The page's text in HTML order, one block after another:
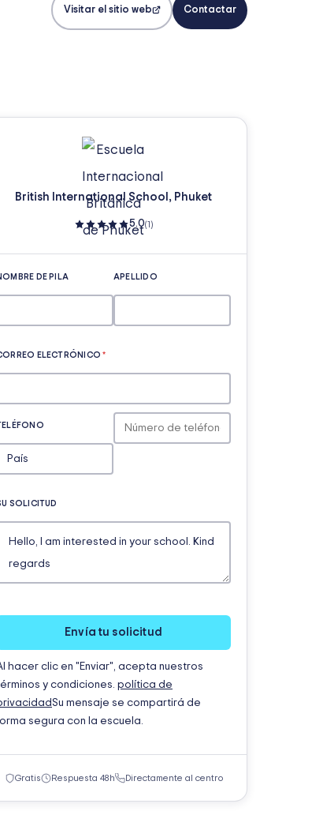
Visitar el sitio web Contactar
British International School, Phuket
5.0(1)
DE PILA APELLIDO
ELECTRÓNICO*
SOLICITUD
Envía tu solicitud
hacer clic en "Enviar", acepta nuestros
y condiciones. política de
Su mensaje se compartirá de
segura con la escuela.
Gratis Respuesta 48h Directamente al centro